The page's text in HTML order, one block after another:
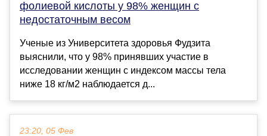
фолиевой кислоты у 98% женщин с
недостаточным весом
Ученые из Университета здоровья Фудзита
выяснили, что у 98% принявших участие в
исследовании женщин с индексом массы тела
ниже 18 кг/м2 наблюдается д...
23:20, 05 Фев